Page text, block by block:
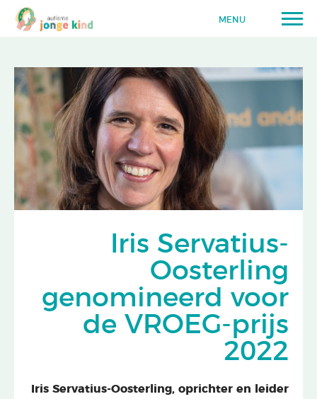
MENU
Iris Servatius-
Oosterling
genomineerd voor
de VROEG-prijs
2022
Iris Servatius-Oosterling, oprichter en leider